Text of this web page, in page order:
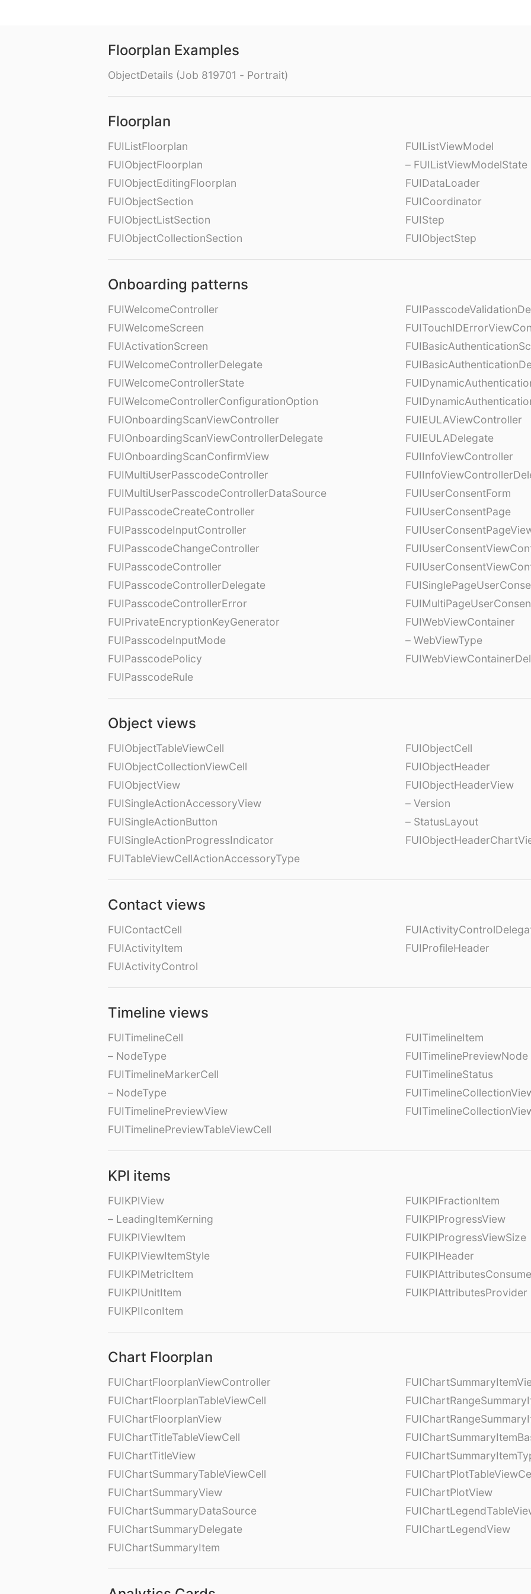
Floorplan Examples
ObjectDetails (Job 819701 - Portrait)
Floorplan
FUIListFloorplan
FUIObjectFloorplan
FUIObjectEditingFloorplan
FUIObjectSection
FUIObjectListSection
FUIObjectCollectionSection
FUIListViewModel
– FUIListViewModelState
FUIDataLoader
FUICoordinator
FUIStep
FUIObjectStep
Onboarding patterns
FUIWelcomeController
FUIWelcomeScreen
FUIActivationScreen
FUIWelcomeControllerDelegate
FUIWelcomeControllerState
FUIWelcomeControllerConfigurationOption
FUIOnboardingScanViewController
FUIOnboardingScanViewControllerDelegate
FUIOnboardingScanConfirmView
FUIMultiUserPasscodeController
FUIMultiUserPasscodeControllerDataSource
FUIPasscodeCreateController
FUIPasscodeInputController
FUIPasscodeChangeController
FUIPasscodeController
FUIPasscodeControllerDelegate
FUIPasscodeControllerError
FUIPrivateEncryptionKeyGenerator
FUIPasscodeInputMode
FUIPasscodePolicy
FUIPasscodeRule
FUIEULAViewController
FUIEULADelegate
FUIInfoViewController
FUIUserConsentForm
FUIUserConsentPage
FUIWebViewContainer
– WebViewType
Object views
FUIObjectTableViewCell
FUIObjectCollectionViewCell
FUIObjectView
FUISingleActionAccessoryView
FUISingleActionButton
FUISingleActionProgressIndicator
FUITableViewCellActionAccessoryType
FUIObjectCell
FUIObjectHeader
FUIObjectHeaderView
– Version
– StatusLayout
Contact views
FUIContactCell
FUIActivityItem
FUIActivityControl
FUIProfileHeader
Timeline views
FUITimelineCell
– NodeType
FUITimelineMarkerCell
– NodeType
FUITimelinePreviewView
FUITimelinePreviewTableViewCell
FUITimelineItem
FUITimelinePreviewNode
FUITimelineStatus
KPI items
FUIKPIView
– LeadingItemKerning
FUIKPIViewItem
FUIKPIViewItemStyle
FUIKPIMetricItem
FUIKPIUnitItem
FUIKPIIconItem
FUIKPIFractionItem
FUIKPIProgressView
FUIKPIProgressViewSize
FUIKPIHeader
FUIKPIAttributesProvider
Chart Floorplan
FUIChartFloorplanViewController
FUIChartFloorplanTableViewCell
FUIChartFloorplanView
FUIChartTitleTableViewCell
FUIChartTitleView
FUIChartSummaryTableViewCell
FUIChartSummaryView
FUIChartSummaryDataSource
FUIChartSummaryDelegate
FUIChartSummaryItem
FUIChartPlotView
FUIChartLegendView